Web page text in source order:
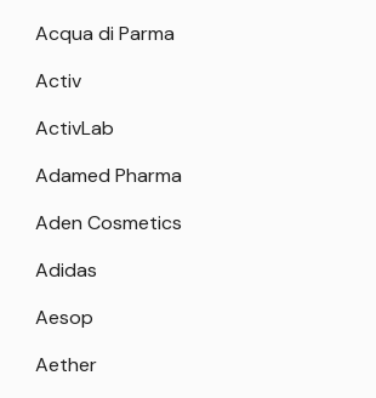
Acqua di Parma
Activ
ActivLab
Adamed Pharma
Aden Cosmetics
Adidas
Aesop
Aether